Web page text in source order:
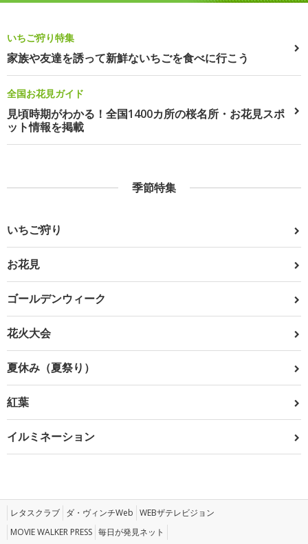
いちご狩り特集
家族や友達を誘って新鮮ないちごを食べに行こう
全国お花見ガイド
見頃時期がわかる！全国1400カ所の桜名所・お花見スポ
ット情報を掲載
季節特集
いちご狩り
お花見
ゴールデンウィーク
花火大会
夏休み（夏祭り）
紅葉
イルミネーション
レタスクラブ ダ・ヴィンチWeb WEBザテレビジョン
MOVIE WALKER PRESS 毎日が発見ネット